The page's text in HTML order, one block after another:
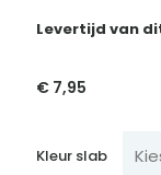
Levertijd van
€ 7,95
Kleur slab